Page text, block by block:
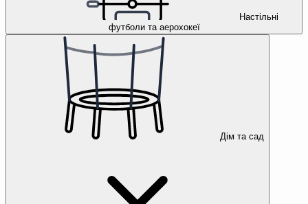
Настільні
футболи та аерохокеї
Дім та сад